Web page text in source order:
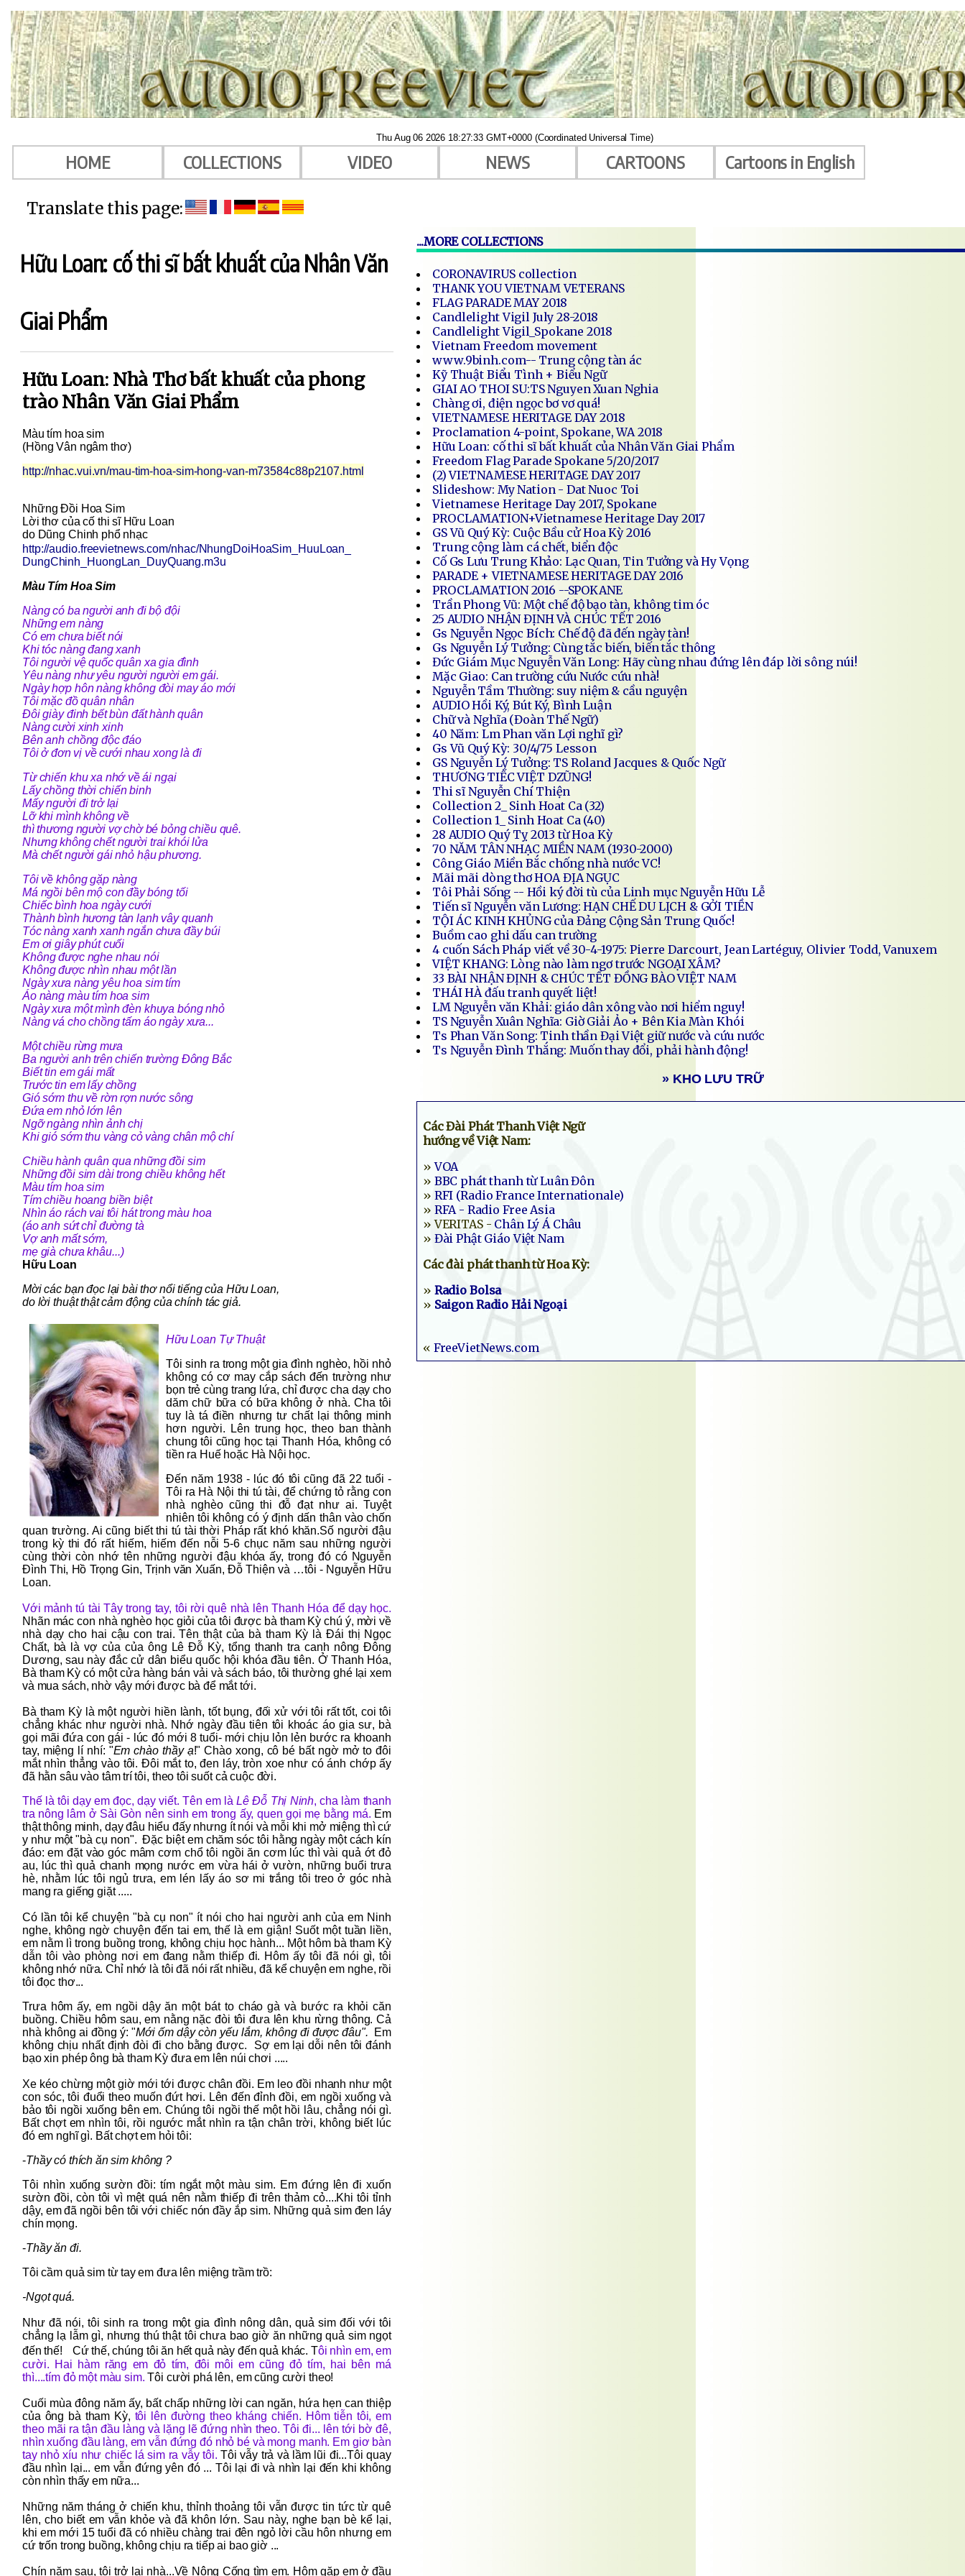
Thu Aug 06 2026 18:27:33 GMT+0000 (Coordinated Universal Time)
HOME COLLECTIONS VIDEO NEWS CARTOONS Cartoons in English
Translate this page:
Hữu Loan: cố thi sĩ bất khuất của Nhân Văn
Giai Phẩm
Hữu Loan: Nhà Thơ bất khuất của phong
trào Nhân Văn Giai Phẩm
Màu tím hoa sim
(Hồng Vân ngâm thơ)
http://nhac.vui.vn/mau-tim-hoa-sim-hong-van-m73584c88p2107.html
Những Đồi Hoa Sim
Lời thơ của cố thi sĩ Hữu Loan
do Dũng Chinh phổ nhạc
http://audio.freevietnews.com/nhac/NhungDoiHoaSim_HuuLoan_
DungChinh_HuongLan_DuyQuang.m3u
Màu Tím Hoa Sim
Nàng có ba người anh đi bộ đội
Những em nàng
Có em chưa biết nói
Khi tóc nàng đang xanh
Tôi người vệ quốc quân xa gia đình
Yêu nàng như yêu người người em gái.
Ngày hợp hôn nàng không đòi may áo mới
Tôi mặc đồ quân nhân
Đôi giày đinh bết bùn đất hành quân
Nàng cười xinh xinh
Bên anh chồng độc đáo
Tôi ở đơn vị về cưới nhau xong là đi
Từ chiến khu xa nhớ về ái ngại
Lấy chồng thời chiến binh
Mấy người đi trở lại
Lỡ khi mình không về
thì thương người vợ chờ bé bỏng chiều quê.
Nhưng không chết người trai khói lửa
Mà chết người gái nhỏ hậu phương.
Tôi về không gặp nàng
Má ngồi bên mộ con đầy bóng tối
Chiếc bình hoa ngày cưới
Thành bình hương tàn lạnh vây quanh
Tóc nàng xanh xanh ngắn chưa đầy búi
Em ơi giây phút cuối
Không được nghe nhau nói
Không được nhìn nhau một lần
Ngày xưa nàng yêu hoa sim tím
Áo nàng màu tím hoa sim
Ngày xưa một mình đèn khuya bóng nhỏ
Nàng vá cho chồng tấm áo ngày xưa...
Một chiều rừng mưa
Ba người anh trên chiến trường Đông Bắc
Biết tin em gái mất
Trước tin em lấy chồng
Gió sớm thu về rờn rợn nước sông
Đứa em nhỏ lớn lên
Ngỡ ngàng nhìn ảnh chị
Khi gió sớm thu vàng cỏ vàng chân mộ chí
Chiều hành quân qua những đồi sim
Những đồi sim dài trong chiều không hết
Màu tím hoa sim
Tím chiều hoang biền biệt
Nhìn áo rách vai tôi hát trong màu hoa
(áo anh sứt chỉ đường tà
Vợ anh mất sớm,
mẹ già chưa khâu...)
Hữu Loan
Mời các bạn đọc lại bài thơ nổi tiếng của Hữu Loan,
do lời thuật thật cảm động của chính tác giả.
Hữu Loan Tự Thuật
Tôi sinh ra trong một gia đình nghèo, hồi nhỏ
không có cơ may cắp sách đến trường như
bọn trẻ cùng trang lứa, chỉ được cha dạy cho
dăm chữ bữa có bữa không ở nhà. Cha tôi
tuy là tá điền nhưng tư chất lại thông minh
hơn người. Lên trung học, theo ban thành
chung tôi cũng học tại Thanh Hóa, không có
tiền ra Huế hoặc Hà Nội học.
Đến năm 1938 - lúc đó tôi cũng đã 22 tuổi -
Tôi ra Hà Nội thi tú tài, để chứng tỏ rằng con
nhà nghèo cũng thi đỗ đạt như ai. Tuyệt
nhiên tôi không có ý định dấn thân vào chốn
quan trường. Ai cũng biết thi tú tài thời Pháp rất khó khăn.Số người đậu
trong kỳ thi đó rất hiếm, hiếm đến nỗi 5-6 chục năm sau những người
cùng thời còn nhớ tên những người đậu khóa ấy, trong đó có Nguyễn
Đình Thi, Hồ Trọng Gin, Trịnh văn Xuấn, Đỗ Thiện và …tôi - Nguyễn Hữu
Loan.
Với mảnh tú tài Tây trong tay, tôi rời quê nhà lên Thanh Hóa để dạy học.
Nhãn mác con nhà nghèo học giỏi của tôi được bà tham Kỳ chú ý, mời về
nhà dạy cho hai cậu con trai. Tên thật của bà tham Kỳ là Đái thị Ngọc
Chất, bà là vợ của của ông Lê Đỗ Kỳ, tổng thanh tra canh nông Đông
Dương, sau này đắc cử dân biểu quốc hội khóa đầu tiên. Ở Thanh Hóa,
Bà tham Kỳ có một cửa hàng bán vải và sách báo, tôi thường ghé lại xem
và mua sách, nhờ vậy mới được bà để mắt tới.
Bà tham Kỳ là một người hiền lành, tốt bụng, đối xử với tôi rất tốt, coi tôi
chẳng khác như người nhà. Nhớ ngày đầu tiên tôi khoác áo gia sư, bà
gọi mãi đứa con gái - lúc đó mới 8 tuổi- mới chịu lỏn lẻn bước ra khoanh
tay, miệng lí nhí: "Em chào thầy ạ!" Chào xong, cô bé bất ngờ mở to đôi
mắt nhìn thẳng vào tôi. Đôi mắt to, đen láy, tròn xoe như có ánh chớp ấy
đã hằn sâu vào tâm trí tôi, theo tôi suốt cả cuộc đời.
Thế là tôi dạy em đọc, dạy viết. Tên em làLê Đỗ Thị Ninh, cha làm thanh
tra nông lâm ở Sài Gòn nên sinh em trong ấy, quen gọi mẹ bằng má. Em
thật thông minh, dạy đâu hiểu đấy nhưng ít nói và mỗi khi mở miệng thì cứ
y như một "bà cụ non". Đặc biệt em chăm sóc tôi hằng ngày một cách kín
đáo: em đặt vào góc mâm cơm chổ tôi ngồi ăn cơm lúc thì vài quả ớt đỏ
au, lúc thì quả chanh mọng nước em vừa hái ở vườn, những buổi trưa
hè, nhằm lúc tôi ngủ trưa, em lén lấy áo sơ mi trắng tôi treo ở góc nhà
mang ra giếng giặt .....
Có lần tôi kể chuyện "bà cụ non" ít nói cho hai người anh của em Ninh
nghe, không ngờ chuyện đến tai em, thế là em giận! Suốt một tuần liền,
em nằm lì trong buồng trong, không chịu học hành... Một hôm bà tham Kỳ
dẫn tôi vào phòng nơi em đang nằm thiếp đi. Hôm ấy tôi đã nói gì, tôi
không nhớ nữa. Chỉ nhớ là tôi đã nói rất nhiều, đã kể chuyện em nghe, rồi
tôi đọc thơ...
Trưa hôm ấy, em ngồi dậy ăn một bát to cháo gà và bước ra khỏi căn
buồng. Chiều hôm sau, em nằng nặc đòi tôi đưa lên khu rừng thông. Cả
nhà không ai đồng ý: "Mới ốm dậy còn yếu lắm, không đi được đâu".
Em
không chịu nhất định đòi đi cho bằng được. Sợ em lại dỗi nên tôi đánh
bạo xin phép ông bà tham Kỳ đưa em lên núi chơi .....
Xe kéo chừng một giờ mới tới được chân đồi. Em leo đồi nhanh như một
con sóc, tôi đuổi theo muốn đứt hơi. Lên đến đỉnh đồi, em ngồi xuống và
bảo tôi ngồi xuống bên em. Chúng tôi ngồi thế một hồi lâu, chẳng nói gì.
Bất chợt em nhìn tôi, rồi ngước mắt nhìn ra tận chân trời, không biết lúc
đó em nghĩ gì. Bất chợt em hỏi tôi:
-Thầy có thích ăn sim không ?
Tôi nhìn xuống sườn đồi: tím ngắt một màu sim. Em đứng lên đi xuốn
sườn đồi, còn tôi vì mệt quá nên nằm thiếp đi trên thảm cỏ....Khi tôi tỉnh
dậy, em đã ngồi bên tôi với chiếc nón đầy ắp sim. Những quả sim đen láy
chín mọng.
-Thầy ăn đi.
Tôi cầm quả sim từ tay em đưa lên miệng trầm trồ:
-Ngọt quá.
Như đã nói, tôi sinh ra trong một gia đình nông dân, quả sim đối với tôi
chẳng lạ lẫm gì, nhưng thú thật tôi chưa bao giờ ăn những quả sim ngọt
đến thế! Cứ thế, chúng tôi ăn hết quả này đến quả khác. Tôi nhìn em, em
cười. Hai hàm răng em đỏ tím, đôi môi em cũng đỏ tím, hai bên má
thì....tím đỏ một màu sim.Tôi cười phá lên, em cũng cười theo!
Cuối mùa đông năm ấy, bất chấp những lời can ngăn, hứa hẹn can thiệp
của ông bà tham Kỳ, tôi lên đường theo kháng chiến. Hôm tiễn tôi, em
theo mãi ra tận đầu làng và lặng lẽ đứng nhìn theo. Tôi đi... lên tới bờ đê,
nhìn xuống đầu làng, em vẫn đứng đó nhỏ bé và mong manh. Em giơ bàn
tay nhỏ xíu như chiếc lá sim ra vẫy tôi. Tôi vẫy trả và lầm lũi đi...Tôi quay
đầu nhìn lại... em vẫn đứng yên đó ... Tôi lại đi và nhìn lại đến khi không
còn nhìn thấy em nữa...
Những năm tháng ở chiến khu, thỉnh thoảng tôi vẫn được tin tức từ quê
lên, cho biết em vẫn khỏe và đã khôn lớn. Sau này, nghe bạn bè kể lại,
khi em mới 15 tuổi đã có nhiều chàng trai đên ngỏ lời cầu hôn nhưng em
cứ trốn trong buồng, không chịu ra tiếp ai bao giờ ...
Chín năm sau, tôi trở lại nhà...Về Nông Cống tìm em. Hôm gặp em ở đầu
...MORE COLLECTIONS
CORONAVIRUS collection
THANK YOU VIETNAM VETERANS
FLAG PARADE MAY 2018
Candlelight Vigil July 28-2018
Candlelight Vigil_Spokane 2018
Vietnam Freedom movement
www.9binh.com-- Trung cộng tàn ác
Kỹ Thuật Biểu Tình + Biểu Ngữ
GIAI AO THOI SU:TS Nguyen Xuan Nghia
Chàng ơi, điện ngọc bơ vơ quá!
VIETNAMESE HERITAGE DAY 2018
Proclamation 4-point, Spokane, WA 2018
Hữu Loan: cố thi sĩ bất khuất của Nhân Văn Giai Phẩm
Freedom Flag Parade Spokane 5/20/2017
(2) VIETNAMESE HERITAGE DAY 2017
Slideshow: My Nation - Dat Nuoc Toi
Vietnamese Heritage Day 2017, Spokane
PROCLAMATION+Vietnamese Heritage Day 2017
GS Vũ Quý Kỳ: Cuộc Bầu cử Hoa Kỳ 2016
Trung cộng làm cá chết, biển độc
Cố Gs Lưu Trung Khảo: Lạc Quan, Tin Tưởng và Hy Vọng
PARADE + VIETNAMESE HERITAGE DAY 2016
PROCLAMATION 2016 --SPOKANE
Trần Phong Vũ: Một chế độ bạo tàn, không tim óc
25 AUDIO NHẬN ĐỊNH VÀ CHÚC TẾT 2016
Gs Nguyễn Ngọc Bích: Chế độ đã đến ngày tàn!
Gs Nguyễn Lý Tưởng: Cùng tắc biến, biến tắc thông
Đức Giám Mục Nguyễn Văn Long: Hãy cùng nhau đứng lên đáp lời sông núi!
Mặc Giao: Can trường cứu Nước cứu nhà!
Nguyễn Tầm Thường: suy niệm & cầu nguyện
AUDIO Hồi Ký, Bút Ký, Bình Luận
Chữ và Nghĩa (Đoàn Thế Ngữ)
40 Năm: Lm Phan văn Lợi nghĩ gì?
Gs Vũ Quý Kỳ: 30/4/75 Lesson
GS Nguyễn Lý Tưởng: TS Roland Jacques & Quốc Ngữ
THƯƠNG TIẾC VIỆT DZŨNG!
Thi sĩ Nguyễn Chí Thiện
Collection 2_ Sinh Hoat Ca (32)
Collection 1_ Sinh Hoat Ca (40)
28 AUDIO Quý Tỵ 2013 từ Hoa Kỳ
70 NĂM TÂN NHẠC MIỀN NAM (1930-2000)
Công Giáo Miền Bắc chống nhà nước VC!
Mãi mãi dòng thơ HOA ĐỊA NGỤC
Tôi Phải Sống -- Hồi ký đời tù của Linh mục Nguyễn Hữu Lễ
Tiến sĩ Nguyễn văn Lương: HẠN CHẾ DU LỊCH & GỞI TIỀN
TỘI ÁC KINH KHỦNG của Đảng Cộng Sản Trung Quốc!
Buồm cao ghi dấu can trường
4 cuốn Sách Pháp viết về 30-4-1975: Pierre Darcourt, Jean Lartéguy, Olivier Todd, Vanuxem
VIỆT KHANG: Lòng nào làm ngơ trước NGOẠI XÂM?
33 BÀI NHẬN ĐỊNH & CHÚC TẾT ĐỒNG BÀO VIỆT NAM
THÁI HÀ đấu tranh quyết liệt!
LM Nguyễn văn Khải: giáo dân xông vào nơi hiểm nguy!
TS Nguyễn Xuân Nghĩa: Giờ Giải Ảo + Bên Kia Màn Khói
Ts Phan Văn Song: Tinh thần Đại Việt giữ nước và cứu nước
Ts Nguyễn Đình Thắng: Muốn thay đổi, phải hành động!
» KHO LƯU TRỮ
Các Đài Phát Thanh Việt Ngữ
hướng về Việt Nam:
»VOA
» BBC phát thanh từ Luân Đôn
» RFI (Radio France Internationale)
» RFA - Radio Free Asia
» VERITAS - Chân Lý Á Châu
» Đài Phật Giáo Việt Nam
Các đài phát thanh từ Hoa Kỳ:
» Radio Bolsa
» Saigon Radio Hải Ngoại
« FreeVietNews.com